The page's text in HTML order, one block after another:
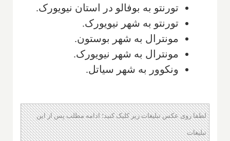
تورنتو به بوفالو در استان نیویورک.
تورنتو به شهر نیویورک.
مونترال به شهر بوستون.
مونترال به شهر نیویورک.
ونکوور به شهر سیاتل.
لطفا روی عکس تبلیغات زیر کلیک کنید؛ ادامه مطلب پس از این
تبلیغات